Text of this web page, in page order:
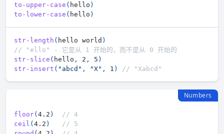
to-upper-case ( hello )
to-lower-case ( hello )
str-length ( hello world )
// "ello" - 它是从 1 开始的，而不是从 0 开始的
str-slice ( hello , 2 , 5 )
str-insert ( "abcd" , "X" , 1 ) // "Xabcd"
Numbers
floor( 4.2 )
// 4
ceil ( 4.2 )
// 5